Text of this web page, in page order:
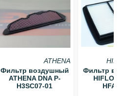
ATHENA
Фильтр воздушный
ATHENA DNA P-
H3SC07-01
Фильтр
HIFLO